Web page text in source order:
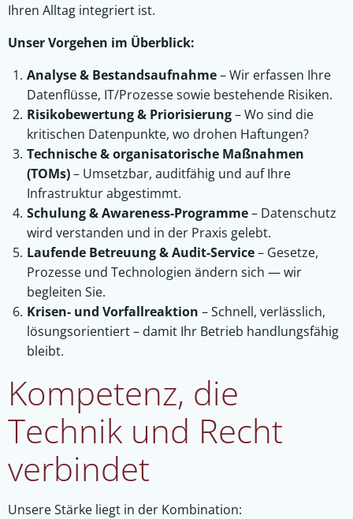
Ihren Alltag integriert ist.
Unser Vorgehen im Überblick:
Analyse & Bestandsaufnahme– Wir erfassen Ihre
Datenflüsse, IT/Prozesse sowie bestehende Risiken.
Risikobewertung & Priorisierung– Wo sind die
kritischen Datenpunkte, wo drohen Haftungen?
Technische & organisatorische Maßnahmen
(TOMs)– Umsetzbar, auditfähig und auf Ihre
Infrastruktur abgestimmt.
Schulung & Awareness-Programme– Datenschutz
wird verstanden und in der Praxis gelebt.
Laufende Betreuung & Audit-Service– Gesetze,
Prozesse und Technologien ändern sich — wir
begleiten Sie.
Krisen- und Vorfallreaktion – Schnell, verlässlich,
lösungsorientiert – damit Ihr Betrieb handlungsfähig
bleibt.
Kompetenz, die
Technik und Recht
verbindet
Unsere Stärke liegt in der Kombination: